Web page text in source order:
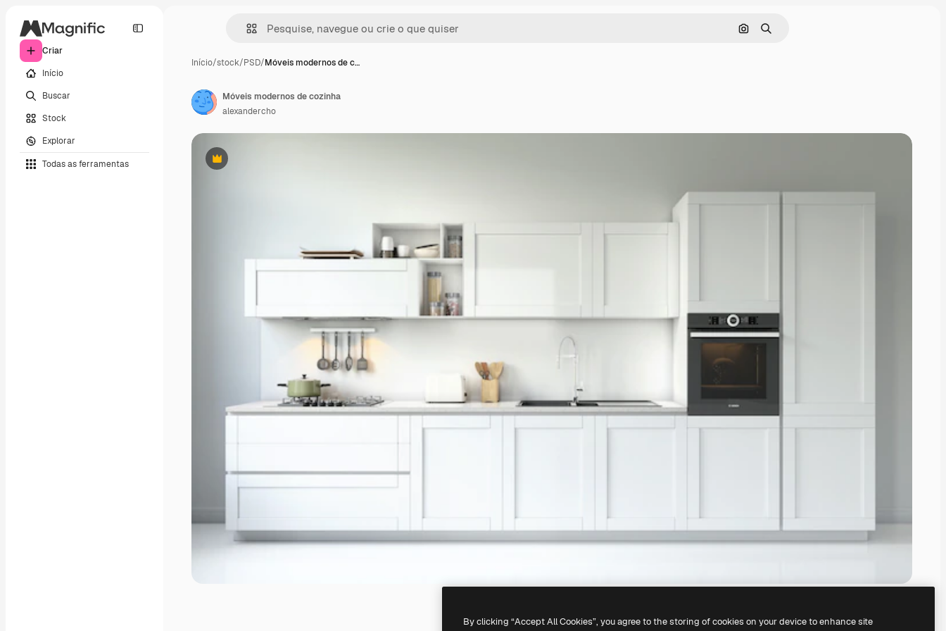
Criar
Início
Buscar
Stock
Explorar
Todas as ferramentas
Pesquisar por imagem
Buscar
Início/stock/PSD/Móveis modernos de c…
Premium
Móveis modernos de cozinha
alexandercho
By clicking “Accept All Cookies”, you agree to the storing of cookies on your device to enhance site